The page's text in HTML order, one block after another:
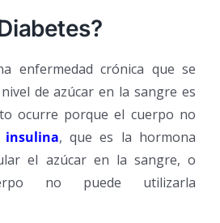
enfermedad crónica que se
de azúcar en la sangre es
ocurre porque el cuerpo no
insulina, que es la hormona
el azúcar en la sangre, o
no puede utilizarla